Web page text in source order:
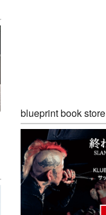
blueprint book store